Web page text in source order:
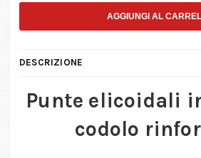
codolo
in
AGGIUNGI AL
DESCRIZIONE
Punte elicoidali
codolo